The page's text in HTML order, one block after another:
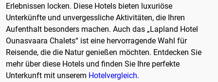
Erlebnissen locken. Diese Hotels bieten luxuriöse
Unterkünfte und unvergessliche Aktivitäten, die Ihren
Aufenthalt besonders machen. Auch das „Lapland Hotel
Ounasvaara Chalets“ ist eine hervorragende Wahl für
Reisende, die die Natur genießen möchten. Entdecken Sie
mehr über diese Hotels und finden Sie Ihre perfekte
Unterkunft mit unserem Hotelvergleich.